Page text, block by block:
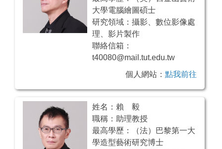
大學電腦繪圖碩士
研究領域：攝影、數位影像處
理、影片製作
聯絡信箱：
t40080@mail.tut.edu.tw
個人網站： 點我前往
姓名：賴 毅
職稱：助理教授
最高學歷：（法）巴黎第一大
學造型藝術研究博士